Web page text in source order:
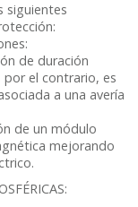
siguientes
de duración
el contrario, es
a una avería
de un módulo
mejorando